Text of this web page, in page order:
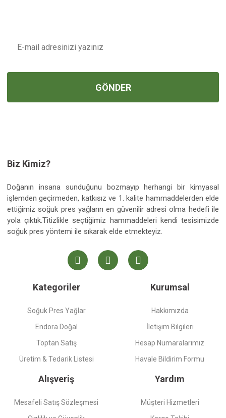
GÖNDER
Biz Kimiz?
Doğanın insana sunduğunu bozmayıp herhangi bir kimyasal
işlemden geçirmeden, katkısız ve 1. kalite hammaddelerden elde
ettiğimiz soğuk pres yağların en güvenilir adresi olma hedefi ile
yola çıktık.Titizlikle seçtiğimiz hammaddeleri kendi tesisimizde
soğuk pres yöntemi ile sıkarak elde etmekteyiz.
Kategoriler
Soğuk Pres Yağlar
Endora Doğal
Toptan Satış
Üretim & Tedarik Listesi
Kurumsal
Hakkımızda
İletişim Bilgileri
Hesap Numaralarımız
Havale Bildirim Formu
Alışveriş
Mesafeli Satış Sözleşmesi
Yardım
Müşteri Hizmetleri